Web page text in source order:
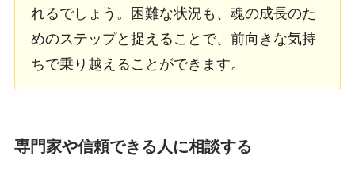
れるでしょう。困難な状況も、魂の成長のた
めのステップと捉えることで、前向きな気持
ちで乗り越えることができます。
専門家や信頼できる人に相談する